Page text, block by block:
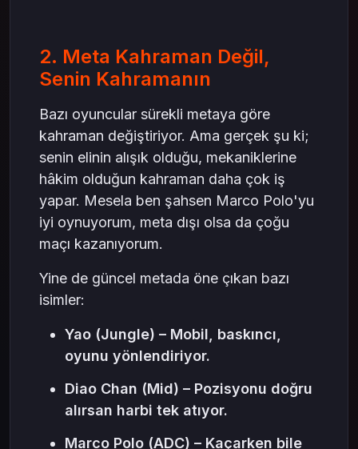
2. Meta Kahraman Değil,
Senin Kahramanın
Bazı oyuncular sürekli metaya göre
kahraman değiştiriyor. Ama gerçek şu ki;
senin elinin alışık olduğu, mekaniklerine
hâkim olduğun kahraman daha çok iş
yapar. Mesela ben şahsen Marco Polo'yu
iyi oynuyorum, meta dışı olsa da çoğu
maçı kazanıyorum.
Yine de güncel metada öne çıkan bazı
isimler:
Yao (Jungle) – Mobil, baskıncı,
oyunu yönlendiriyor.
Diao Chan (Mid) – Pozisyonu doğru
alırsan harbi tek atıyor.
Marco Polo (ADC) – Kaçarken bile